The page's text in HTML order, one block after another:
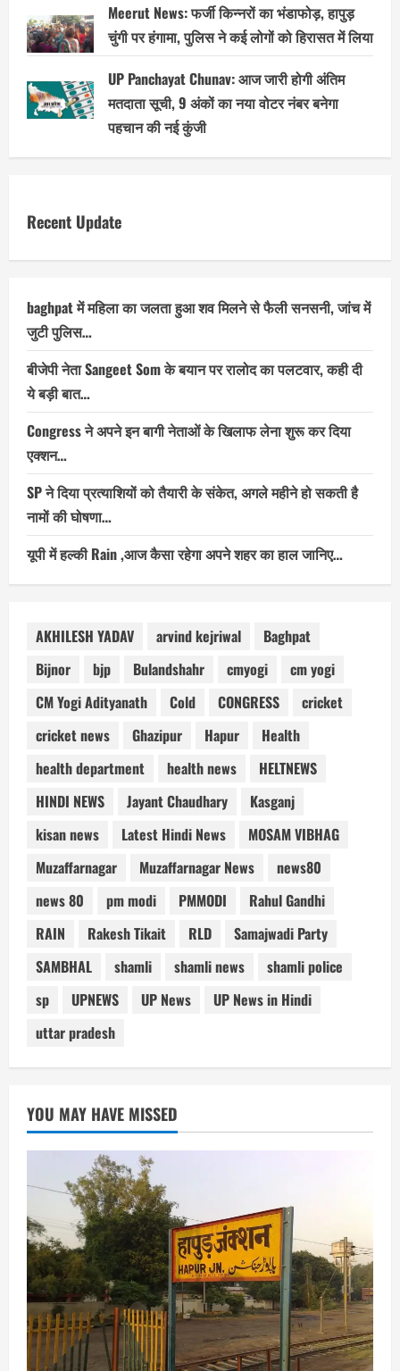
Meerut News: फर्जी किन्नरों का भंडाफोड़, हापुड़
चुंगी पर हंगामा, पुलिस ने कई लोगों को हिरासत में लिया
UP Panchayat Chunav: आज जारी होगी अंतिम
मतदाता सूची, 9 अंकों का नया वोटर नंबर बनेगा
पहचान की नई कुंजी
Recent Update
baghpat में महिला का जलता हुआ शव मिलने से फैली सनसनी, जांच में
जुटी पुलिस…
बीजेपी नेता Sangeet Som के बयान पर रालोद का पलटवार, कही दी
ये बड़ी बात…
Congress ने अपने इन बागी नेताओं के खिलाफ लेना शुरू कर दिया
एक्शन…
SP ने दिया प्रत्याशियों को तैयारी के संकेत, अगले महीने हो सकती है
नामों की घोषणा…
यूपी में हल्की Rain ,आज कैसा रहेगा अपने शहर का हाल जानिए…
AKHILESH YADAV arvind kejriwal
Baghpat
Bijnor
bjp Bulandshahr cmyogi
cm yogi
CM Yogi Adityanath
Cold CONGRESS
cricket
cricket news
Ghazipur Hapur
Health
health department
health news
HELTNEWS
HINDI NEWS
Jayant Chaudhary
Kasganj
kisan news
Latest Hindi News
MOSAM VIBHAG
Muzaffarnagar
Muzaffarnagar News
news80
news 80
pm modi PMMODI
Rahul Gandhi
RAIN
Rakesh Tikait RLD
Samajwadi Party
SAMBHAL
shamli shamli news
shamli police
sp
UPNEWS UP News
UP News in Hindi
uttar pradesh
YOU MAY HAVE MISSED